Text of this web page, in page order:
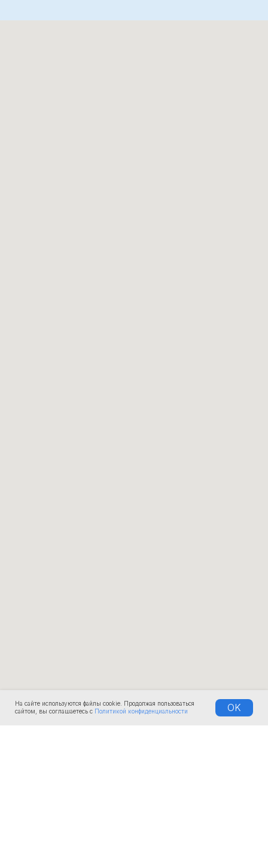
На сайте используются файлы cookie. Продолжая пользоваться
сайтом, вы соглашаетесь с Политикой конфиденциальности OK